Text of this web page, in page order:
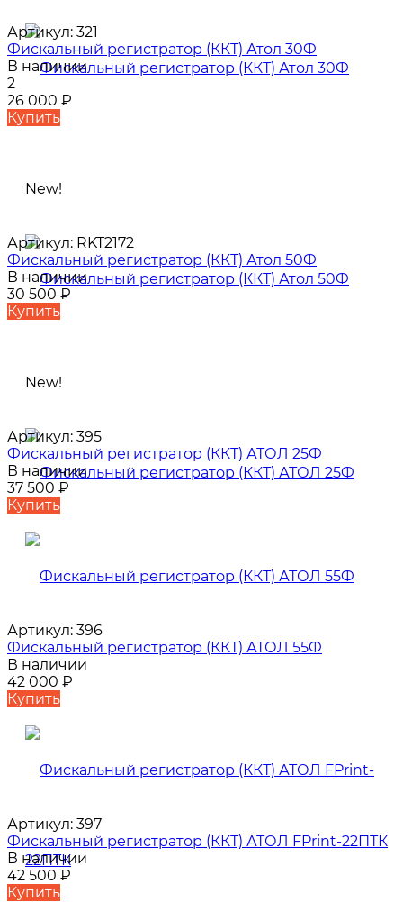
Артикул: 321
Фискальный регистратор (ККТ) Атол 30Ф
В наличии
2
26 000 ₽
Купить
New!
Артикул: RKT2172
Фискальный регистратор (ККТ) Атол 50Ф
В наличии
30 500 ₽
Купить
New!
Артикул: 395
Фискальный регистратор (ККТ) АТОЛ 25Ф
В наличии
37 500 ₽
Купить
Артикул: 396
Фискальный регистратор (ККТ) АТОЛ 55Ф
В наличии
42 000 ₽
Купить
Артикул: 397
Фискальный регистратор (ККТ) АТОЛ FPrint-22ПТК
В наличии
42 500 ₽
Купить